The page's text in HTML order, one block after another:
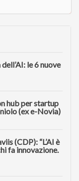
le 6 nuove
hub per startup
(ex e-Novia)
(CDP): “L’AI è
fa innovazione.